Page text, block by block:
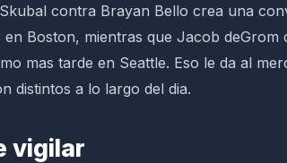
contra Brayan Bello crea una
en Boston, mientras que Jacob deGrom
mas tarde en Seattle. Eso le da al
distintos a lo largo del dia.
vigilar